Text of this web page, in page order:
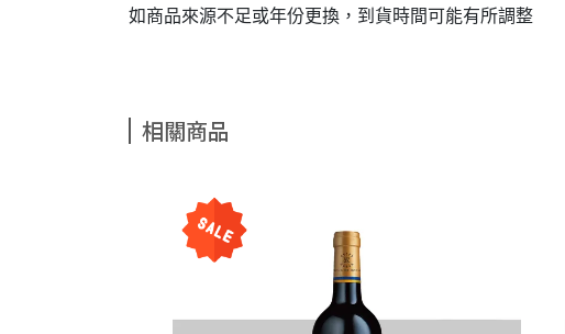
如商品來源不足或年份更換，到貨時間可能有所調整
相關商品